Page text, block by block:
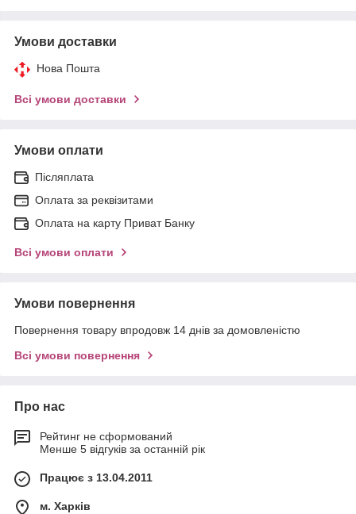
Умови доставки
Нова Пошта
Всі умови доставки
Умови оплати
Післяплата
Оплата за реквізитами
Оплата на карту Приват Банку
Всі умови оплати
Умови повернення
Повернення товару впродовж 14 днів за домовленістю
Всі умови повернення
Про нас
Рейтинг не сформований
Менше 5 відгуків за останній рік
Працює з 13.04.2011
м. Харків